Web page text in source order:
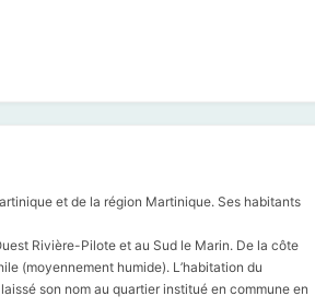
et de la région Martinique. Ses habitants
Rivière-Pilote et au Sud le Marin. De la côte
(moyennement humide). L’habitation du
son nom au quartier institué en commune en